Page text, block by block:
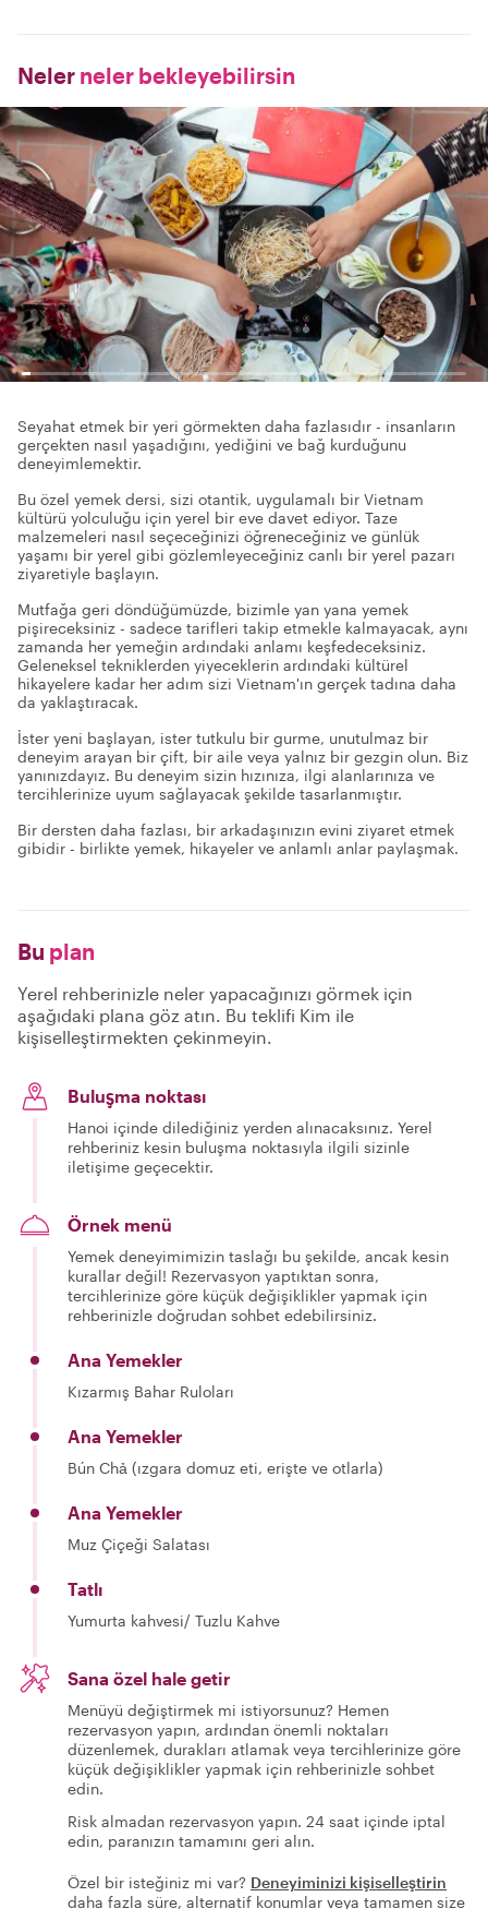
Neler neler bekleyebilirsin
Seyahat etmek bir yeri görmekten daha fazlasıdır - insanların
gerçekten nasıl yaşadığını, yediğini ve bağ kurduğunu
deneyimlemektir.
Bu özel yemek dersi, sizi otantik, uygulamalı bir Vietnam
kültürü yolculuğu için yerel bir eve davet ediyor. Taze
malzemeleri nasıl seçeceğinizi öğreneceğiniz ve günlük
yaşamı bir yerel gibi gözlemleyeceğiniz canlı bir yerel pazarı
ziyaretiyle başlayın.
Mutfağa geri döndüğümüzde, bizimle yan yana yemek
pişireceksiniz - sadece tarifleri takip etmekle kalmayacak, aynı
zamanda her yemeğin ardındaki anlamı keşfedeceksiniz.
Geleneksel tekniklerden yiyeceklerin ardındaki kültürel
hikayelere kadar her adım sizi Vietnam'ın gerçek tadına daha
da yaklaştıracak.
İster yeni başlayan, ister tutkulu bir gurme, unutulmaz bir
deneyim arayan bir çift, bir aile veya yalnız bir gezgin olun. Biz
yanınızdayız. Bu deneyim sizin hızınıza, ilgi alanlarınıza ve
tercihlerinize uyum sağlayacak şekilde tasarlanmıştır.
Bir dersten daha fazlası, bir arkadaşınızın evini ziyaret etmek
gibidir - birlikte yemek, hikayeler ve anlamlı anlar paylaşmak.
Bu plan
Yerel rehberinizle neler yapacağınızı görmek için
aşağıdaki plana göz atın. Bu teklifi Kim ile
kişiselleştirmekten çekinmeyin.
Buluşma noktası
Hanoi içinde dilediğiniz yerden alınacaksınız. Yerel
rehberiniz kesin buluşma noktasıyla ilgili sizinle
iletişime geçecektir.
Örnek menü
Yemek deneyimimizin taslağı bu şekilde, ancak kesin
kurallar değil! Rezervasyon yaptıktan sonra,
tercihlerinize göre küçük değişiklikler yapmak için
rehberinizle doğrudan sohbet edebilirsiniz.
Ana Yemekler
Kızarmış Bahar Ruloları
Ana Yemekler
Bún Chả (ızgara domuz eti, erişte ve otlarla)
Ana Yemekler
Muz Çiçeği Salatası
Tatlı
Yumurta kahvesi/ Tuzlu Kahve
Sana özel hale getir
Menüyü değiştirmek mi istiyorsunuz? Hemen
rezervasyon yapın, ardından önemli noktaları
düzenlemek, durakları atlamak veya tercihlerinize göre
küçük değişiklikler yapmak için rehberinizle sohbet
edin.
Risk almadan rezervasyon yapın. 24 saat içinde iptal
edin, paranızın tamamını geri alın.
Özel bir isteğiniz mi var? Deneyiminizi kişiselleştirin
daha fazla süre, alternatif konumlar veya tamamen size